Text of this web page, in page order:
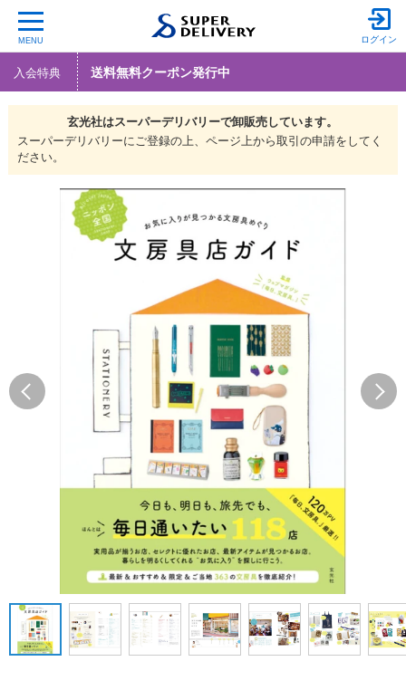
MENU ログイン
入会特典 送料無料クーポン発行中
玄光社はスーパーデリバリーで卸販売しています。
スーパーデリバリーにご登録の上、ページ上から取引の申請をしてく
ださい。